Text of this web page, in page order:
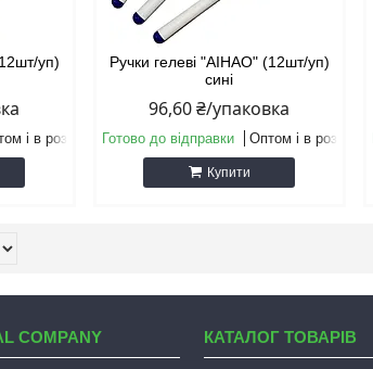
уп)
і в роздріб
Ручки гелеві "AIHAO" (12шт/уп)
сині
96,60 ₴/упаковка
Готово до відправки Оптом і в роздріб
Купити
COMPANY КАТАЛОГ ТОВАРІВ